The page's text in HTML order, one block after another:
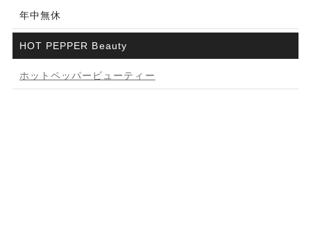
年中無休
HOT PEPPER Beauty
ホットペッパービューティー